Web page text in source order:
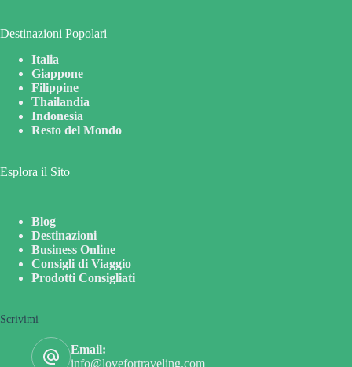
Destinazioni Popolari
Italia
Giappone
Filippine
Thailandia
Indonesia
Resto del Mondo
Esplora il Sito
Blog
Destinazioni
Business Online
Consigli di Viaggio
Prodotti Consigliati
Scrivimi
Email:
info@lovefortraveling.com